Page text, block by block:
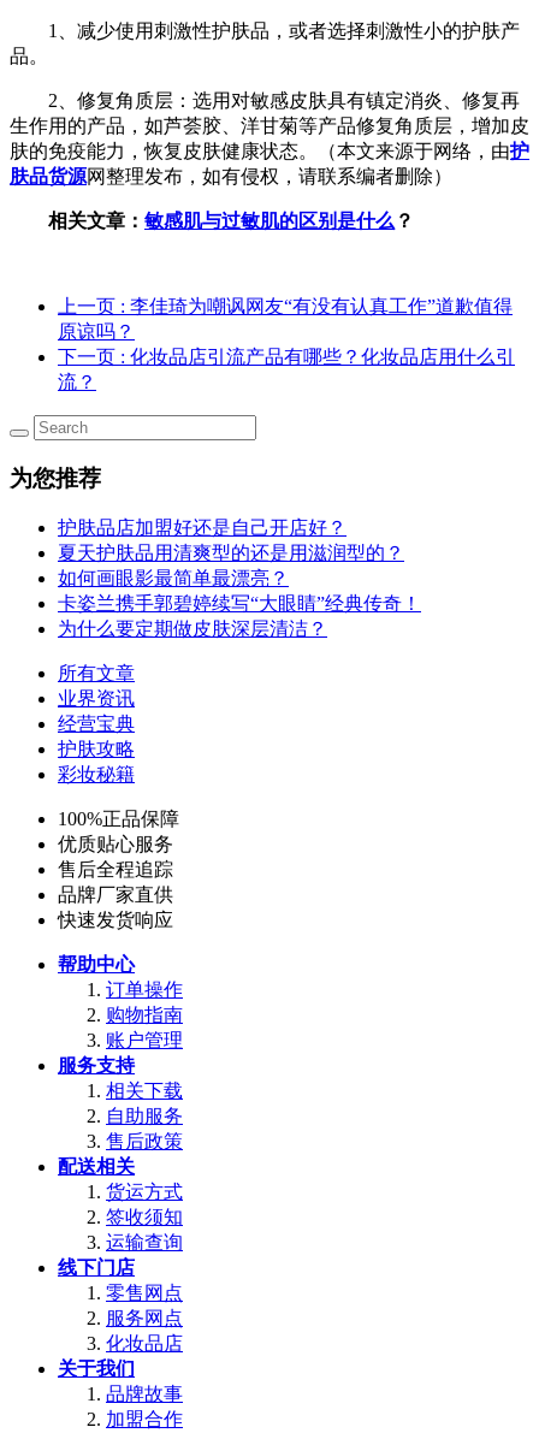
1、减少使用刺激性护肤品，或者选择刺激性小的护肤产
品。
2、修复角质层：选用对敏感皮肤具有镇定消炎、修复再
生作用的产品，如芦荟胶、洋甘菊等产品修复角质层，增加皮
肤的免疫能力，恢复皮肤健康状态。（本文来源于网络，由护
肤品货源网整理发布，如有侵权，请联系编者删除）
相关文章： 敏感肌与过敏肌的区别是什么 ？
上一页 : 李佳琦为嘲讽网友“有没有认真工作”道歉值得
原谅吗？
下一页 : 化妆品店引流产品有哪些？化妆品店用什么引
流？
为您推荐
护肤品店加盟好还是自己开店好？
夏天护肤品用清爽型的还是用滋润型的？
如何画眼影最简单最漂亮？
卡姿兰携手郭碧婷续写“大眼睛”经典传奇！
为什么要定期做皮肤深层清洁？
所有文章
业界资讯
经营宝典
护肤攻略
彩妆秘籍
100%正品保障
优质贴心服务
售后全程追踪
品牌厂家直供
快速发货响应
帮助中心
订单操作
购物指南
账户管理
服务支持
相关下载
自助服务
售后政策
配送相关
货运方式
签收须知
运输查询
线下门店
零售网点
服务网点
化妆品店
关于我们
品牌故事
加盟合作